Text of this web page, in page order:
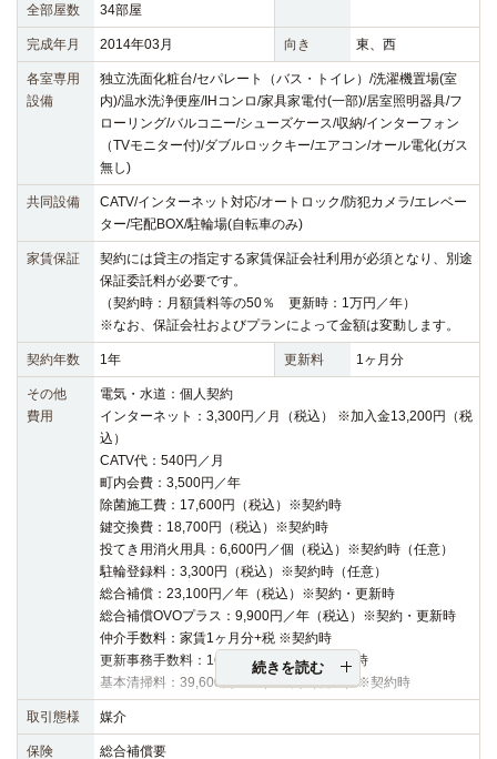
全部屋数
34部屋
完成年月 2014年03月 向き 東、西
各室専用
設備
独立洗面化粧台/セパレート（バス・トイレ）/洗濯機置場(室
内)/温水洗浄便座/IHコンロ/家具家電付(一部)/居室照明器具/フ
ローリング/バルコニー/シューズケース/収納/インターフォン
（TVモニター付)/ダブルロックキー/エアコン/オール電化(ガス
無し)
共同設備
CATV/インターネット対応/オートロック/防犯カメラ/エレベー
ター/宅配BOX/駐輪場(自転車のみ)
家賃保証
契約には貸主の指定する家賃保証会社利用が必須となり、別途
保証委託料が必要です。
（契約時：月額賃料等の50％ 更新時：1万円／年）
※なお、保証会社およびプランによって金額は変動します。
契約年数 1年 更新料 1ヶ月分
その他
費用
電気・水道：個人契約
インターネット：3,300円／月（税込） ※加入金13,200円（税
込）
CATV代：540円／月
町内会費：3,500円／年
除菌施工費：17,600円（税込）※契約時
鍵交換費：18,700円（税込）※契約時
投てき用消火用具：6,600円／個（税込）※契約時（任意）
駐輪登録料：3,300円（税込）※契約時（任意）
総合補償：23,100円／年（税込）※契約・更新時
総合補償OVOプラス：9,900円／年（税込）※契約・更新時
仲介手数料：家賃1ヶ月分+税 ※契約時
更新事務手数料：16,500円（税込）※更新時
基本清掃料：39,600円～42,900円（税込）※契約時
続きを読む
取引態様 媒介
保険 総合補償要